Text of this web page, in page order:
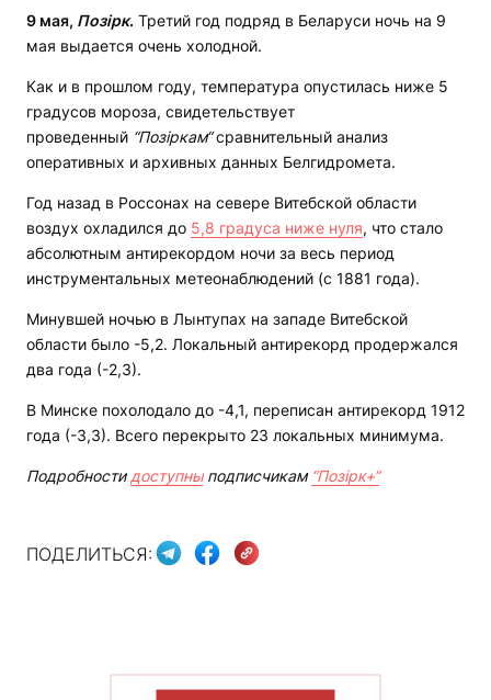
9 мая, Позірк. Третий год подряд в Беларуси ночь на 9
мая выдается очень холодной.
Как и в прошлом году, температура опустилась ниже 5
градусов мороза, свидетельствует
проведенный “Позіркам“сравнительный анализ
оперативных и архивных данных Белгидромета.
Год назад в Россонах на севере Витебской области
воздух охладился до 5,8 градуса ниже нуля, что стало
абсолютным антирекордом ночи за весь период
инструментальных метеонаблюдений (с 1881 года).
Минувшей ночью в Лынтупах на западе Витебской
области было -5,2. Локальный антирекорд продержался
два года (-2,3).
В Минске похолодало до -4,1, переписан антирекорд 1912
года (-3,3). Всего перекрыто 23 локальных минимума.
Подробности доступныподписчикам “Позірк+“
ПОДЕЛИТЬСЯ: